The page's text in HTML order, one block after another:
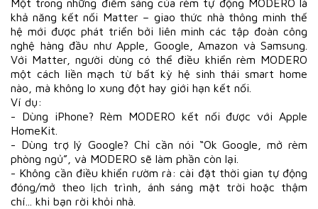
Một trong những điểm sáng của rèm tự động MODERO là
khả năng kết nối Matter – giao thức nhà thông minh thế
hệ mới được phát triển bởi liên minh các tập đoàn công
nghệ hàng đầu như Apple, Google, Amazon và Samsung.
Với Matter, người dùng có thể điều khiển rèm MODERO
một cách liền mạch từ bất kỳ hệ sinh thái smart home
nào, mà không lo xung đột hay giới hạn kết nối.
Ví dụ:
- Dùng iPhone? Rèm MODERO kết nối được với Apple
HomeKit.
- Dùng trợ lý Google? Chỉ cần nói “Ok Google, mở rèm
phòng ngủ”, và MODERO sẽ làm phần còn lại.
- Không cần điều khiển rườm rà: cài đặt thời gian tự động
đóng/mở theo lịch trình, ánh sáng mặt trời hoặc thậm
chí... khi bạn rời khỏi nhà.